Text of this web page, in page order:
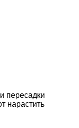
пересадки
нарастить